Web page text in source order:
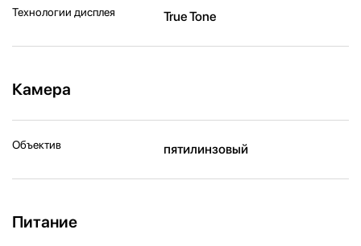
Технологии дисплея True Tone
Камера
Объектив пятилинзовый
Питание